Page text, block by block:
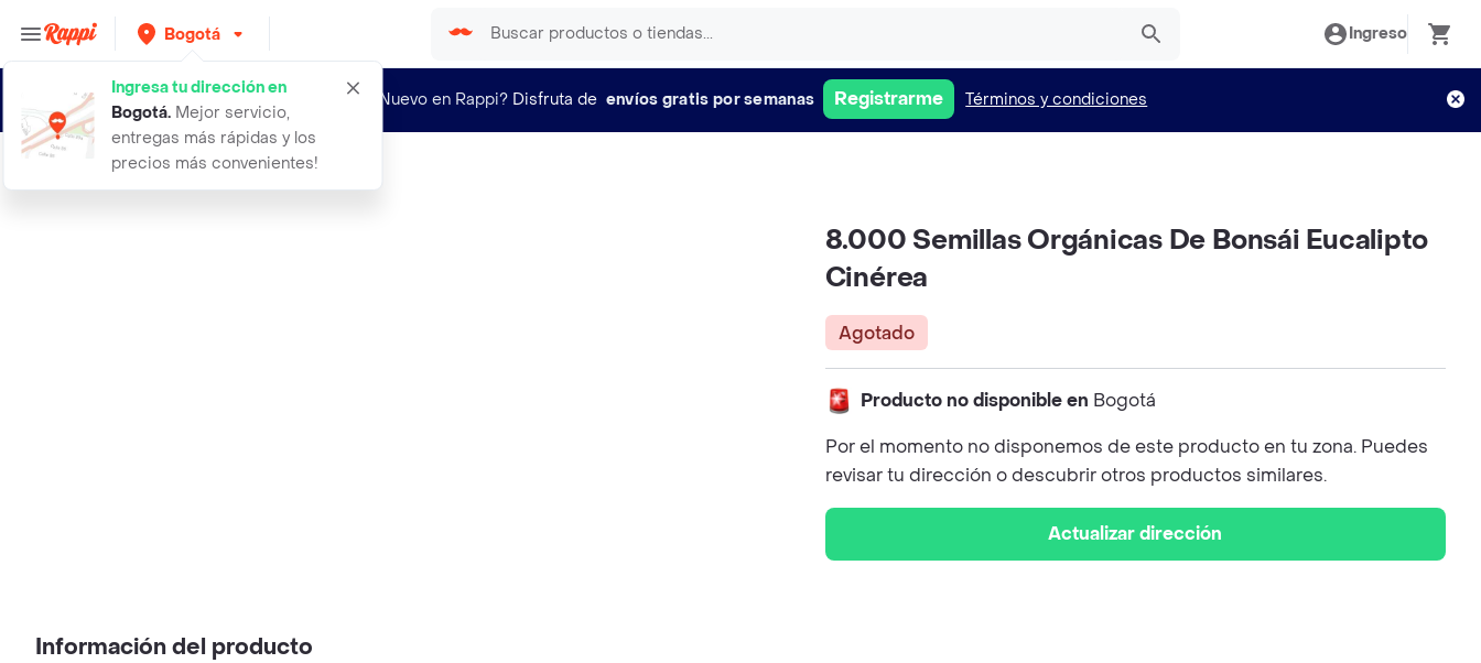
Bogotá
Ingresa tu dirección en
Bogotá. Mejor servicio,
entregas más rápidas y los
precios más convenientes!
Ingreso
¿Nuevo en Rappi? Disfruta de envíos gratis por semanas Registrarme Términos y condiciones
8000 semillas organicas de bonsai e
8.000 Semillas Orgánicas De Bonsái Eucalipto
Cinérea
Agotado
Producto no disponible en Bogotá
Por el momento no disponemos de este producto en tu zona. Puedes
revisar tu dirección o descubrir otros productos similares.
Actualizar dirección
Información del producto